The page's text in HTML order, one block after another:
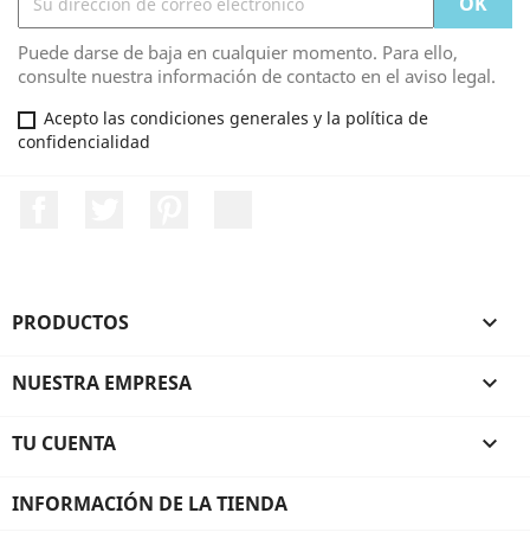
Puede darse de baja en cualquier momento. Para ello,
consulte nuestra información de contacto en el aviso legal.
Acepto las condiciones generales y la política de
confidencialidad
PRODUCTOS 
NUESTRA EMPRESA 
TU CUENTA 
INFORMACIÓN DE LA TIENDA